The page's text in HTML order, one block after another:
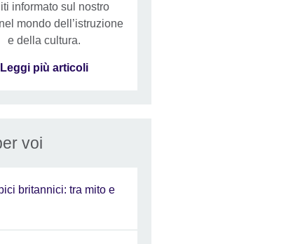
informato sul nostro
mondo dell’istruzione
e della cultura.
Leggi più articoli
voi
britannici: tra mito e